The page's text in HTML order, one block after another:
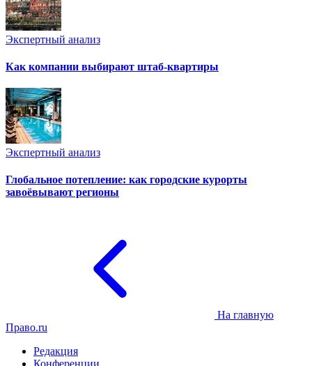
Экспертный анализ
Как компании выбирают штаб-квартиры
Экспертный анализ
Глобальное потепление: как городские курорты
завоёвывают регионы
На главную
Право.ru
Редакция
Конференции